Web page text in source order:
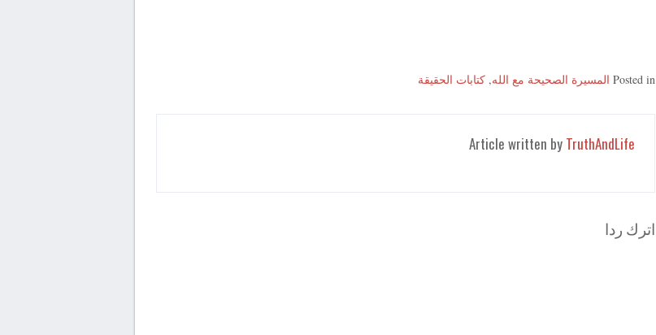
Posted in المسيرة الصحيحة مع الله, كتابات الحقيقة
Article written by TruthAndLife
اترك ردا